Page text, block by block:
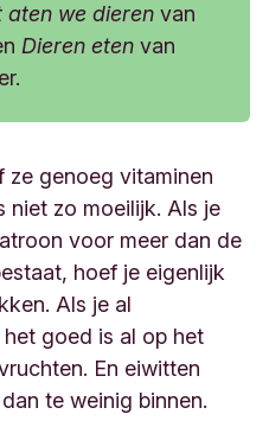
aten we dieren van
Dieren eten van
ze genoeg vitaminen
niet zo moeilijk. Als je
voor meer dan de
hoef je eigenlijk
Als je al
het goed is al op het
. En eiwitten
te weinig binnen.